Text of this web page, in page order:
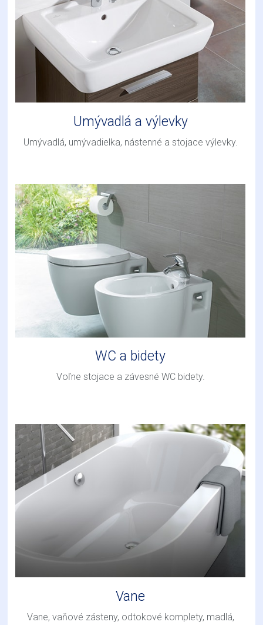
Umývadlá a výlevky
Umývadlá, umývadielka, nástenné a stojace výlevky.
WC a bidety
Voľne stojace a závesné WC bidety.
Vane
Vane, vaňové zásteny, odtokové komplety, madlá,